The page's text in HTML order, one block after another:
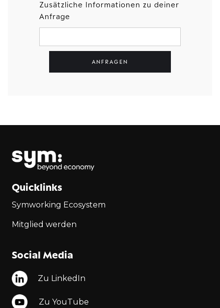
Zusätzliche Informationen zu deiner
Anfrage
Quicklinks
Symworking Ecosystem
Mitglied werden
Social Media
Zu LinkedIn
Zu YouTube